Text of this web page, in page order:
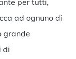
ad ognuno di
grande
di